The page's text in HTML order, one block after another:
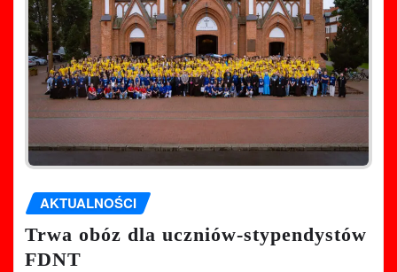
AKTUALNOŚCI
Trwa obóz dla uczniów-stypendystów
FDNT